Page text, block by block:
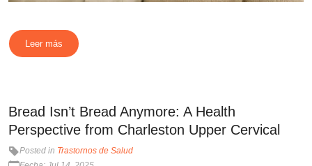
Leer más
Bread Isn’t Bread Anymore: A Health
Perspective from Charleston Upper Cervical
Posted in Trastornos de Salud